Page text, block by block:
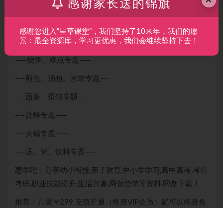
—–风味小吃街边小吃——–
——烧饼、糕点专题——
—–煎包、汤包、水饺专题—-
—–面条、馄饨专题——
—–烧烤专题——
—–火锅专题——-
—–汤、粥、饮料专题——
惠学吧：分享幼小衔接,亲子教育,中小学学习,高中高考,考公
考研,职业技能提升,生活兴趣,网创营销等资料,网盘下载！
推荐：只需￥299 充值开通（终身VIP会员）就可以 终身免
感谢家长送的锦旗
感谢您进入“星草课堂”，我们坚持了10来年，我们的愿
景：最全资源库，学习更优惠，我们会继续坚持下去！